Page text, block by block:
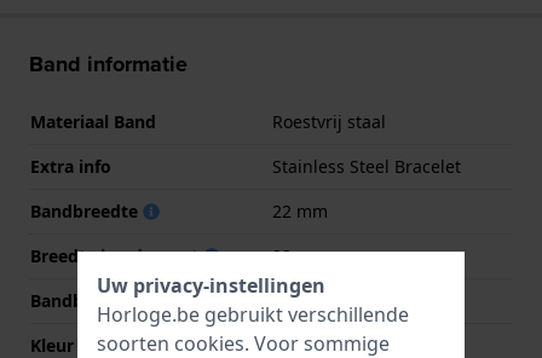
Band informatie
Materiaal Band
Roestvrij staal
Extra info
Stainless Steel Bracelet
Bandbreedte
22 mm
Breedte bandaanzet
22 mm
Bandbreedte bij sluiting
20 mm
Kleur Band
Zilver
Uw privacy-instellingen
Horloge.be gebruikt verschillende
soorten cookies. Voor sommige